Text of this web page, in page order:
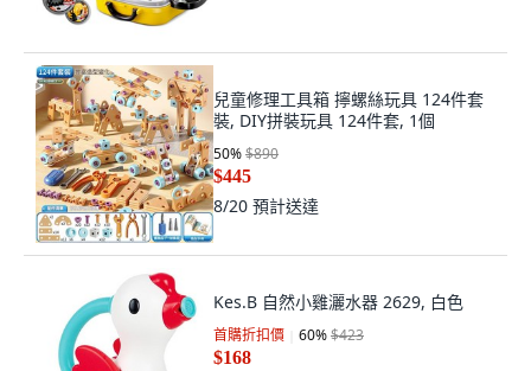
兒童修理工具箱 擰螺絲玩具 124件套
裝, DIY拼裝玩具 124件套, 1個
50%$890
$445
8/20 預計送達
Kes.B 自然小雞灑水器 2629, 白色
首購折扣價 60%$423
$168